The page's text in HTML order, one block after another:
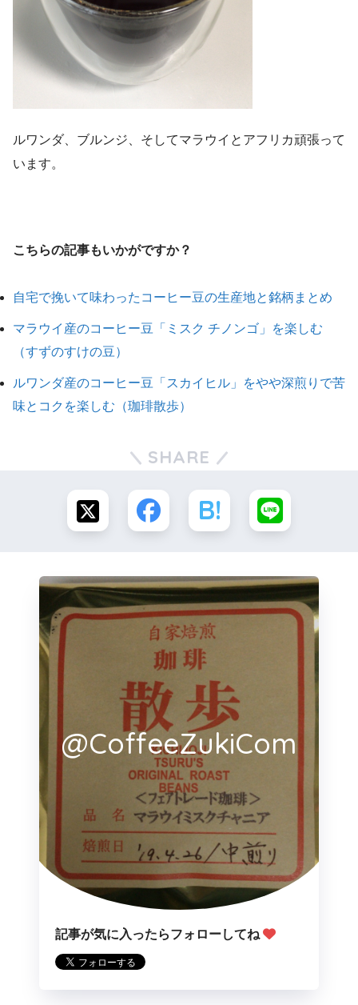
ルワンダ、ブルンジ、そしてマラウイとアフリカ頑張って
います。
こちらの記事もいかがですか？
自宅で挽いて味わったコーヒー豆の生産地と銘柄まとめ
マラウイ産のコーヒー豆「ミスク チノンゴ」を楽しむ
（すずのすけの豆）
ルワンダ産のコーヒー豆「スカイヒル」をやや深煎りで苦
味とコクを楽しむ（珈琲散歩）
SHARE
@CoffeeZukiCom
記事が気に入ったらフォローしてね